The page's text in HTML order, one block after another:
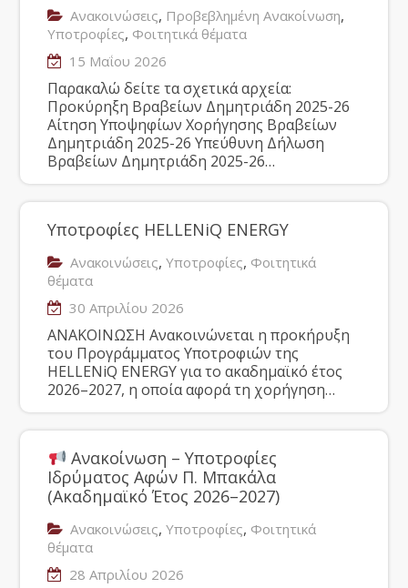
Ανακοινώσεις, Προβεβλημένη Ανακοίνωση,
Υποτροφίες, Φοιτητικά θέματα
15 Μαΐου 2026
Παρακαλώ δείτε τα σχετικά αρχεία:
Προκύρηξη Βραβείων Δημητριάδη 2025-26
Αίτηση Υποψηφίων Χορήγησης Βραβείων
Δημητριάδη 2025-26 Υπεύθυνη Δήλωση
Βραβείων Δημητριάδη 2025-26…
Υποτροφίες HELLENiQ ENERGY
Ανακοινώσεις,Υποτροφίες, Φοιτητικά
θέματα
30 Απριλίου 2026
ΑΝΑΚΟΙΝΩΣΗ Ανακοινώνεται η προκήρυξη
του Προγράμματος Υποτροφιών της
HELLENiQ ENERGY για το ακαδημαϊκό έτος
2026–2027, η οποία αφορά τη χορήγηση…
Ανακοίνωση – Υποτροφίες
Ιδρύματος Αφών Π. Μπακάλα
(Ακαδημαϊκό Έτος 2026–2027)
Ανακοινώσεις,Υποτροφίες, Φοιτητικά
θέματα
28 Απριλίου 2026